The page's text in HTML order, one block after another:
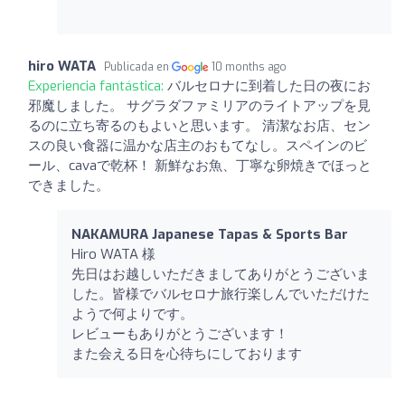
hiro WATA Publicada en 10 months ago
Experiencia fantástica: バルセロナに到着した日の夜にお
邪魔しました。 サグラダファミリアのライトアップを見
るのに立ち寄るのもよいと思います。 清潔なお店、セン
スの良い食器に温かな店主のおもてなし。スペインのビ
ール、cavaで乾杯！ 新鮮なお魚、丁寧な卵焼きでほっと
できました。
NAKAMURA Japanese Tapas & Sports Bar
Hiro WATA 様
先日はお越しいただきましてありがとうございま
した。皆様でバルセロナ旅行楽しんでいただけた
ようで何よりです。
レビューもありがとうございます！
また会える日を心待ちにしております